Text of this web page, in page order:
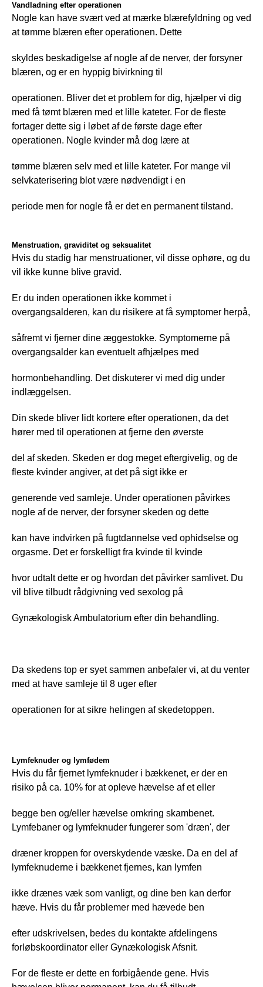
Vandladning efter operationen
Nogle kan have svært ved at mærke blærefyldning og ved
at tømme blæren efter operationen. Dette
skyldes beskadigelse af nogle af de nerver, der forsyner
blæren, og er en hyppig bivirkning til
operationen. Bliver det et problem for dig, hjælper vi dig
med få tømt blæren med et lille kateter. For de fleste
fortager dette sig i løbet af de første dage efter
operationen. Nogle kvinder må dog lære at
tømme blæren selv med et lille kateter. For mange vil
selvkaterisering blot være nødvendigt i en
periode men for nogle få er det en permanent tilstand.
Menstruation, graviditet og seksualitet
Hvis du stadig har menstruationer, vil disse ophøre, og du
vil ikke kunne blive gravid.
Er du inden operationen ikke kommet i
overgangsalderen, kan du risikere at få symptomer herpå,
såfremt vi fjerner dine æggestokke. Symptomerne på
overgangsalder kan eventuelt afhjælpes med
hormonbehandling. Det diskuterer vi med dig under
indlæggelsen.
Din skede bliver lidt kortere efter operationen, da det
hører med til operationen at fjerne den øverste
del af skeden. Skeden er dog meget eftergivelig, og de
fleste kvinder angiver, at det på sigt ikke er
generende ved samleje. Under operationen påvirkes
nogle af de nerver, der forsyner skeden og dette
kan have indvirken på fugtdannelse ved ophidselse og
orgasme. Det er forskelligt fra kvinde til kvinde
hvor udtalt dette er og hvordan det påvirker samlivet. Du
vil blive tilbudt rådgivning ved sexolog på
Gynækologisk Ambulatorium efter din behandling.
Da skedens top er syet sammen anbefaler vi, at du venter
med at have samleje til 8 uger efter
operationen for at sikre helingen af skedetoppen.
Lymfeknuder og lymfødem
Hvis du får fjernet lymfeknuder i bækkenet, er der en
risiko på ca. 10% for at opleve hævelse af et eller
begge ben og/eller hævelse omkring skambenet.
Lymfebaner og lymfeknuder fungerer som 'dræn', der
dræner kroppen for overskydende væske. Da en del af
lymfeknuderne i bækkenet fjernes, kan lymfen
ikke drænes væk som vanligt, og dine ben kan derfor
hæve. Hvis du får problemer med hævede ben
efter udskrivelsen, bedes du kontakte afdelingens
forløbskoordinator eller Gynækologisk Afsnit.
For de fleste er dette en forbigående gene. Hvis